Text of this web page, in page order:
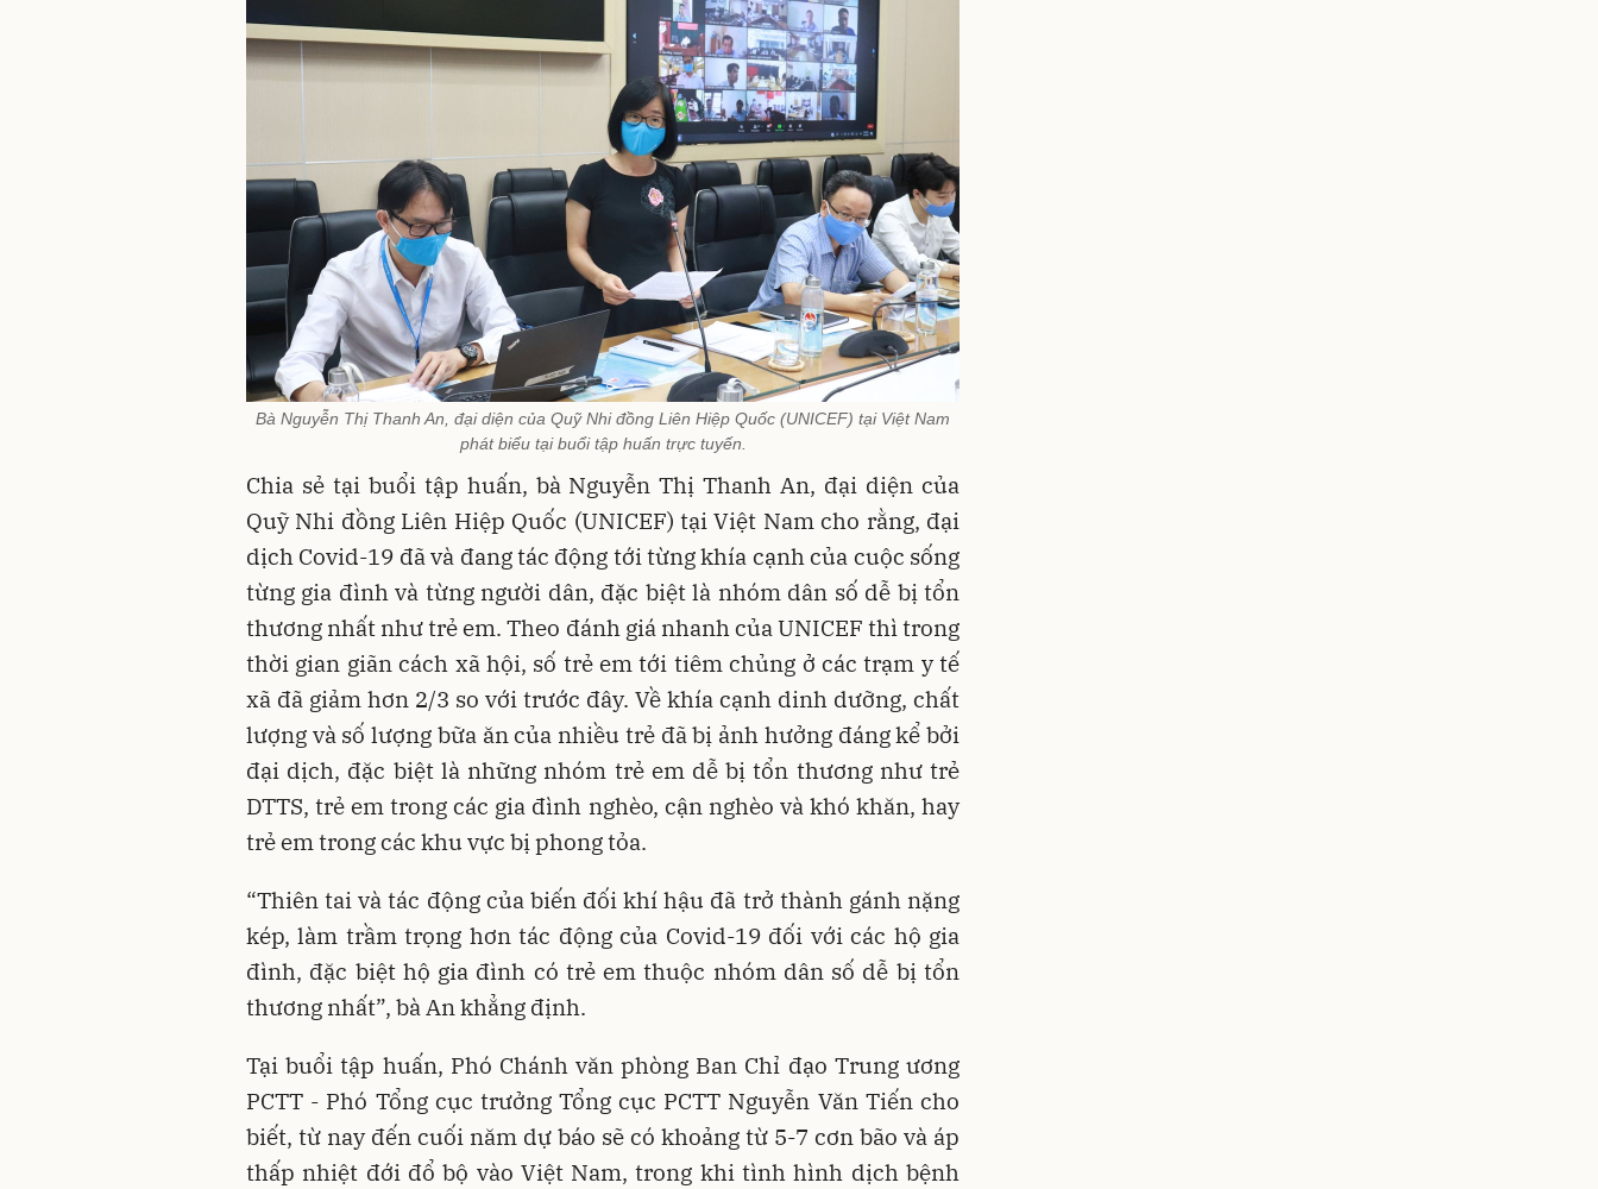
Bà Nguyễn Thị Thanh An, đại diện của Quỹ Nhi đồng Liên Hiệp Quốc (UNICEF) tại Việt Nam
phát biểu tại buổi tập huấn trực tuyến.
Chia sẻ tại buổi tập huấn, bà Nguyễn Thị Thanh An, đại diện của
Quỹ Nhi đồng Liên Hiệp Quốc (UNICEF) tại Việt Nam cho rằng, đại
dịch Covid-19 đã và đang tác động tới từng khía cạnh của cuộc sống
từng gia đình và từng người dân, đặc biệt là nhóm dân số dễ bị tổn
thương nhất như trẻ em. Theo đánh giá nhanh của UNICEF thì trong
thời gian giãn cách xã hội, số trẻ em tới tiêm chủng ở các trạm y tế
xã đã giảm hơn 2/3 so với trước đây. Về khía cạnh dinh dưỡng, chất
lượng và số lượng bữa ăn của nhiều trẻ đã bị ảnh hưởng đáng kể bởi
đại dịch, đặc biệt là những nhóm trẻ em dễ bị tổn thương như trẻ
DTTS, trẻ em trong các gia đình nghèo, cận nghèo và khó khăn, hay
trẻ em trong các khu vực bị phong tỏa.
“Thiên tai và tác động của biến đối khí hậu đã trở thành gánh nặng
kép, làm trầm trọng hơn tác động của Covid-19 đối với các hộ gia
đình, đặc biệt hộ gia đình có trẻ em thuộc nhóm dân số dễ bị tổn
thương nhất”, bà An khẳng định.
Tại buổi tập huấn, Phó Chánh văn phòng Ban Chỉ đạo Trung ương
PCTT - Phó Tổng cục trưởng Tổng cục PCTT Nguyễn Văn Tiến cho
biết, từ nay đến cuối năm dự báo sẽ có khoảng từ 5-7 cơn bão và áp
thấp nhiệt đới đổ bộ vào Việt Nam, trong khi tình hình dịch bệnh